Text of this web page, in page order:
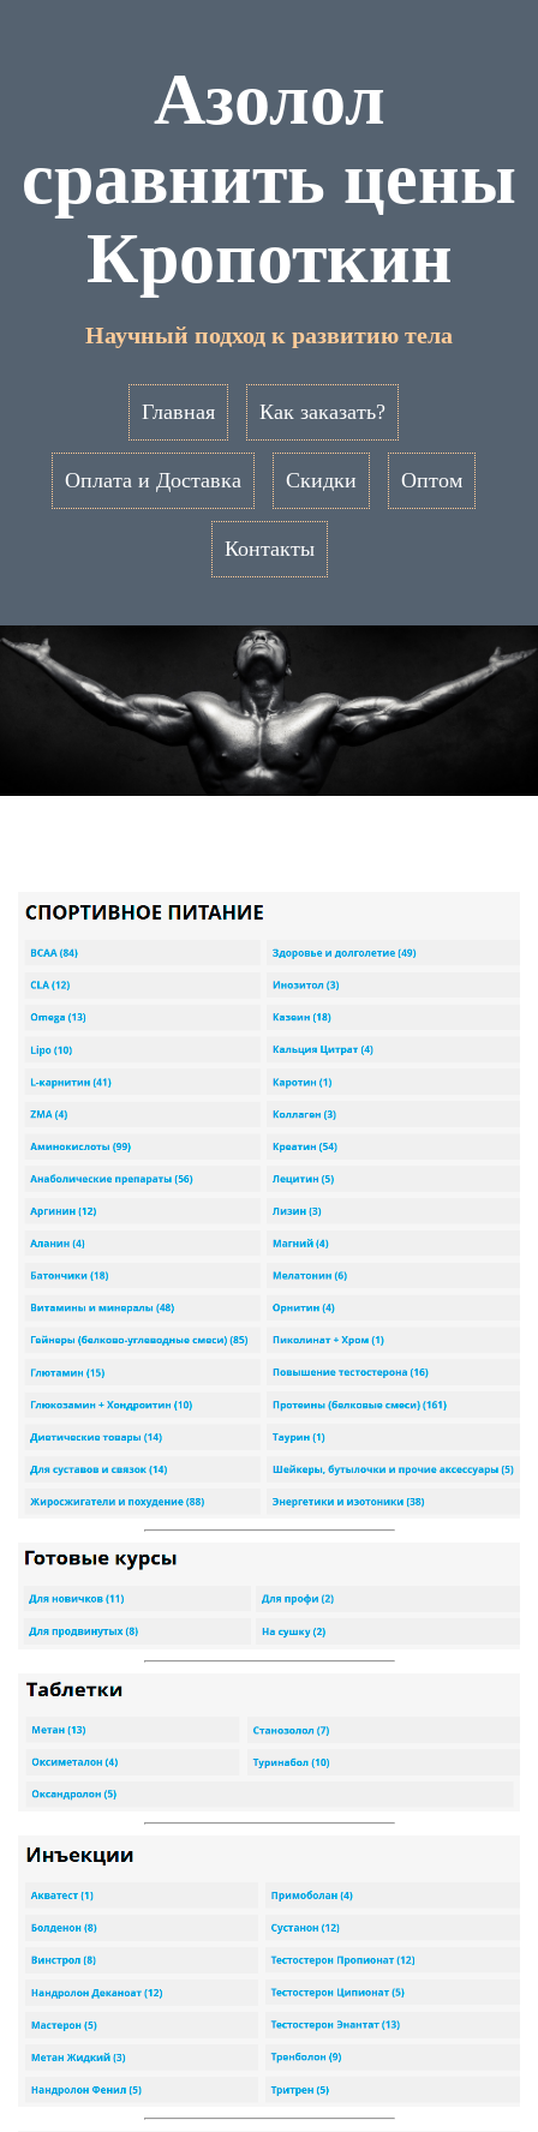
Азолол
сравнить цены
Кропоткин
Научный подход к развитию тела
Главная Как заказать?
Оплата и Доставка Скидки Оптом
Контакты